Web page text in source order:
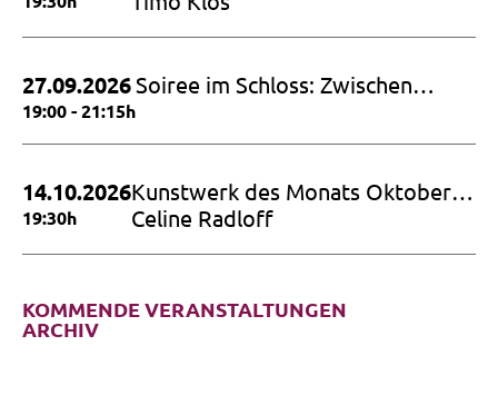
27.09.2026
19:00 - 21:15h
Soiree im Schloss: Zwischen
Dietrich Fischer Dieskau
14.10.2026
19:30h
Kunstwerk des Monats Oktober
2026
Celine Radloff
KOMMENDE VERANSTALTUNGEN
ARCHIV